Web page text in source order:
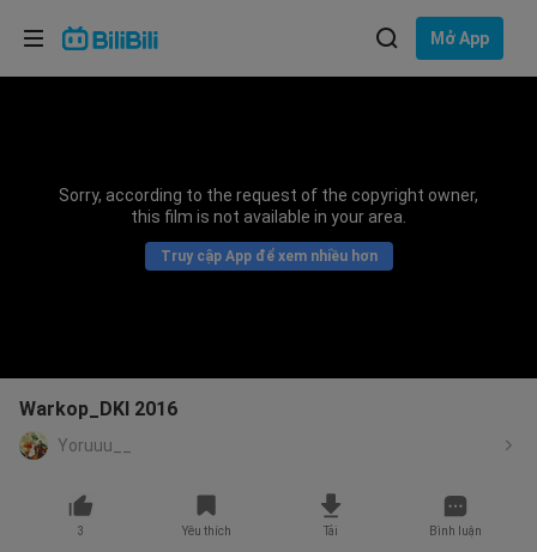
Mở App
Sorry, according to the request of the copyright owner,
this film is not available in your area.
Truy cập App để xem nhiều hơn
Warkop_DKI 2016
Yoruuu__
3 Yêu thích Tải Bình luận
Lựa chọn ngôn ngữ
Bahasa Indonesia